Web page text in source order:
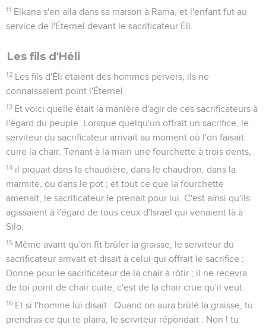
11 Elkana s'en alla dans sa maison à Rama, et l'enfant fut au
service de l'Éternel devant le sacrificateur Éli.
Les fils d'Héli
12 Les fils d'Éli étaient des hommes pervers, ils ne
connaissaient point l'Éternel.
13 Et voici quelle était la manière d'agir de ces sacrificateurs à
l'égard du peuple. Lorsque quelqu'un offrait un sacrifice, le
serviteur du sacrificateur arrivait au moment où l'on faisait
cuire la chair. Tenant à la main une fourchette à trois dents,
14 il piquait dans la chaudière, dans le chaudron, dans la
marmite, ou dans le pot ; et tout ce que la fourchette
amenait, le sacrificateur le prenait pour lui. C'est ainsi qu'ils
agissaient à l'égard de tous ceux d'Israël qui venaient là à
Silo.
15 Même avant qu'on fît brûler la graisse, le serviteur du
sacrificateur arrivait et disait à celui qui offrait le sacrifice :
Donne pour le sacrificateur de la chair à rôtir ; il ne recevra
de toi point de chair cuite, c'est de la chair crue qu'il veut.
16 Et si l'homme lui disait : Quand on aura brûlé la graisse, tu
prendras ce qui te plaira, le serviteur répondait : Non ! tu